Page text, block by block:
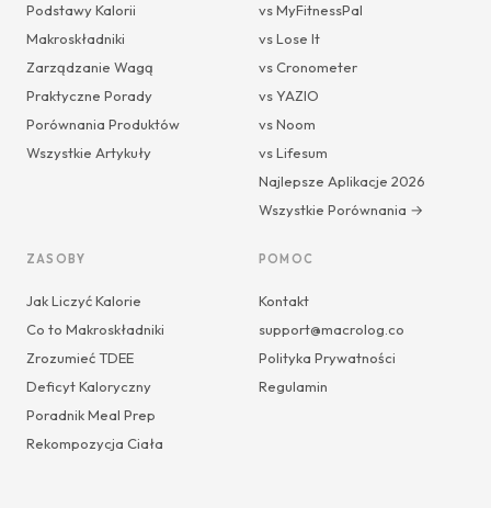
Podstawy Kalorii
Makroskładniki
Zarządzanie Wagą
Praktyczne Porady
Porównania Produktów
Wszystkie Artykuły
vs MyFitnessPal
vs Lose It
vs Cronometer
vs YAZIO
vs Noom
vs Lifesum
Najlepsze Aplikacje 2026
Wszystkie Porównania →
ZASOBY
Jak Liczyć Kalorie
Co to Makroskładniki
Zrozumieć TDEE
Deficyt Kaloryczny
Poradnik Meal Prep
Rekompozycja Ciała
POMOC
Kontakt
support@macrolog.co
Polityka Prywatności
Regulamin